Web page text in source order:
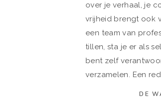
over je verhaal, je
vrijheid brengt ook
een team van
tillen, sta je er als
bent zelf
verzamelen. Een
DE